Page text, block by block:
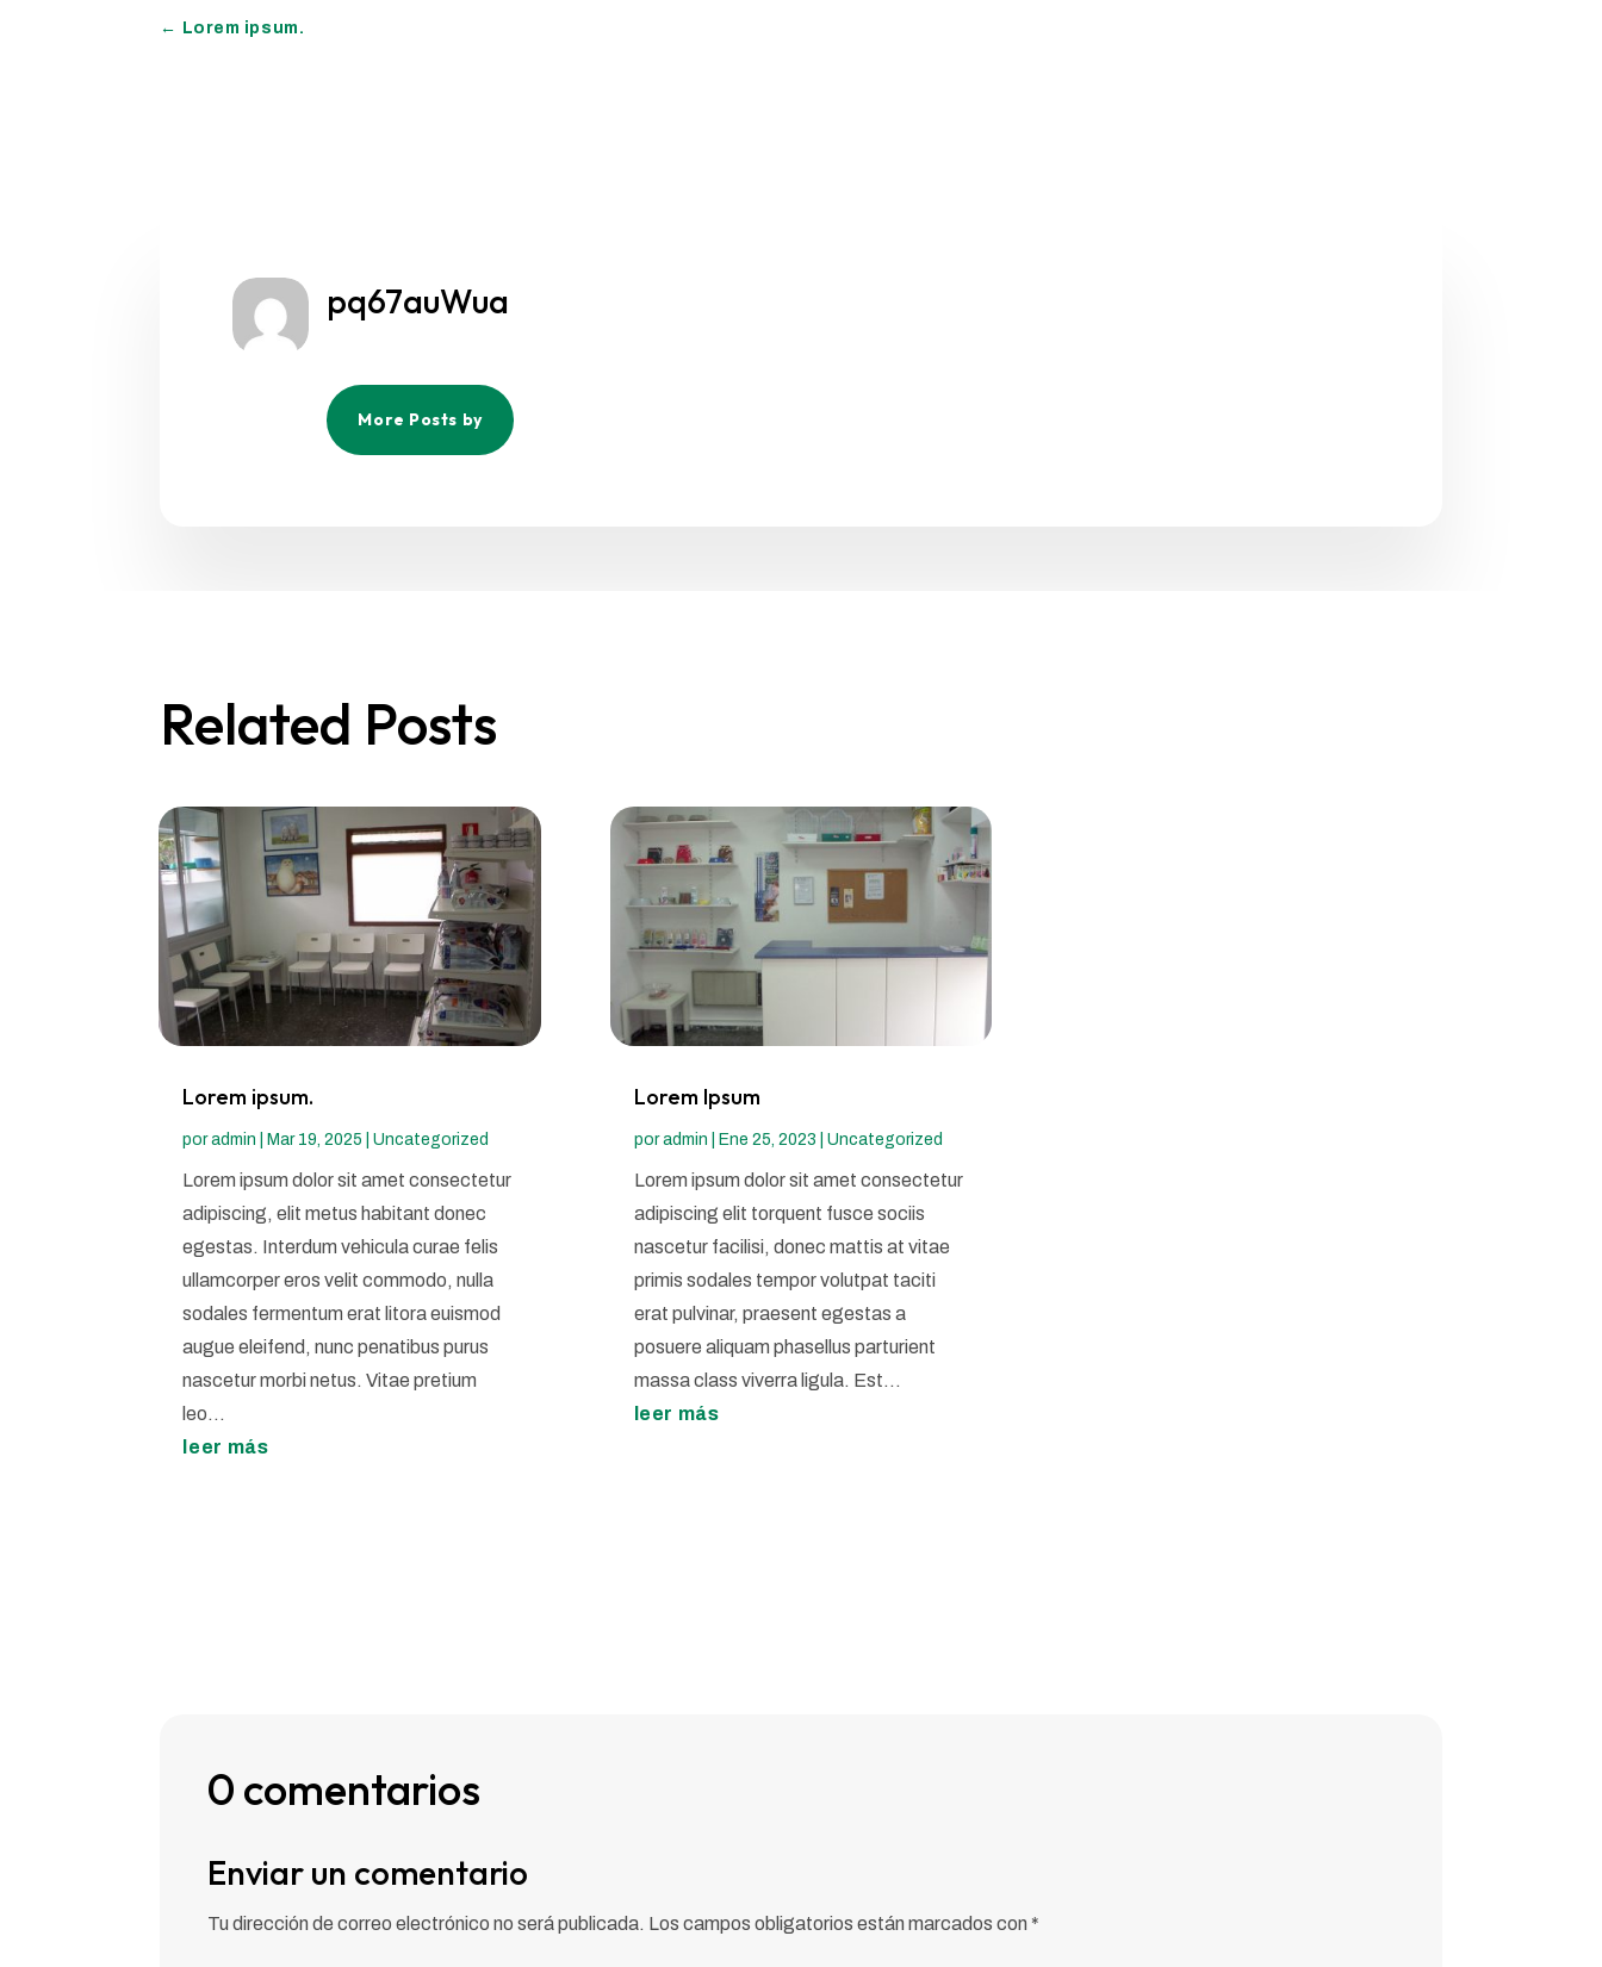
← Lorem ipsum.
pq67auWua
More Posts by
Related Posts
Lorem ipsum.
poradmin |Mar 19, 2025 |Uncategorized
Lorem ipsum dolor sit amet consectetur
adipiscing, elit metus habitant donec
egestas. Interdum vehicula curae felis
ullamcorper eros velit commodo, nulla
sodales fermentum erat litora euismod
augue eleifend, nunc penatibus purus
nascetur morbi netus. Vitae pretium
leo...
leer más
Lorem Ipsum
poradmin Ene 25, 2023 Uncategorized
Lorem ipsum dolor sit amet consectetur
adipiscing elit torquent fusce sociis
nascetur facilisi, donec mattis at vitae
primis sodales tempor volutpat taciti
erat pulvinar, praesent egestas a
posuere aliquam phasellus parturient
massa class viverra ligula. Est...
leer más
0 comentarios
Enviar un comentario
Tu dirección de correo electrónico no será publicada. Los campos obligatorios están marcados con *